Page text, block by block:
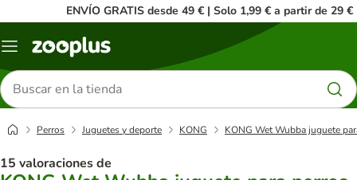
ENVÍO GRATIS desde 49 € | Solo 1,99 € a partir de 29 €
Menú
Buscar
productos
Perros Juguetes y deporte KONG KONG Wet Wubba juguete
15 valoraciones de